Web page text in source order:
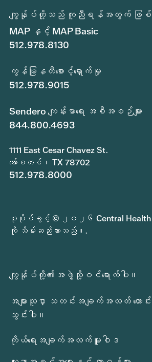
ကျွန်ုပ်တို့သည် ကူညီရန်အတွက် ဖြစ်
MAP နှင့် MAP Basic
512.978.8130
ကွန်မြူနတီစောင့်ရှောက်မှု
512.978.9015
Sendero ကျန်းမာရေး အစီအစဉ်များ
844.800.4693
1111 East Cesar Chavez St.
အော်စတင်၊ TX 78702
512.978.8000
မူပိုင်ခွင့် © ၂၀၂၆ Central
ကို သိမ်းဆည်းထားသည်။.
ကျွန်ုပ်တို့၏အဖွဲ့သို့ဝင်ရောက်ပါ။
အများသူငှာ သတင်းအချက်အလတ် တေ
သွင်းပါ။
ကိုယ်ရေးအချက်အလက်မူဝါဒ